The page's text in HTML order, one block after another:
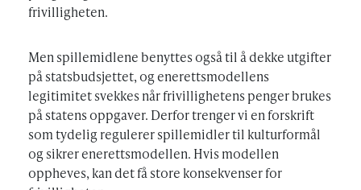
frivilligheten.
Men spillemidlene benyttes også til å dekke utgifter
på statsbudsjettet, og enerettsmodellens
legitimitet svekkes når frivillighetens penger brukes
på statens oppgaver. Derfor trenger vi en forskrift
som tydelig regulerer spillemidler til kulturformål
og sikrer enerettsmodellen. Hvis modellen
oppheves, kan det få store konsekvenser for